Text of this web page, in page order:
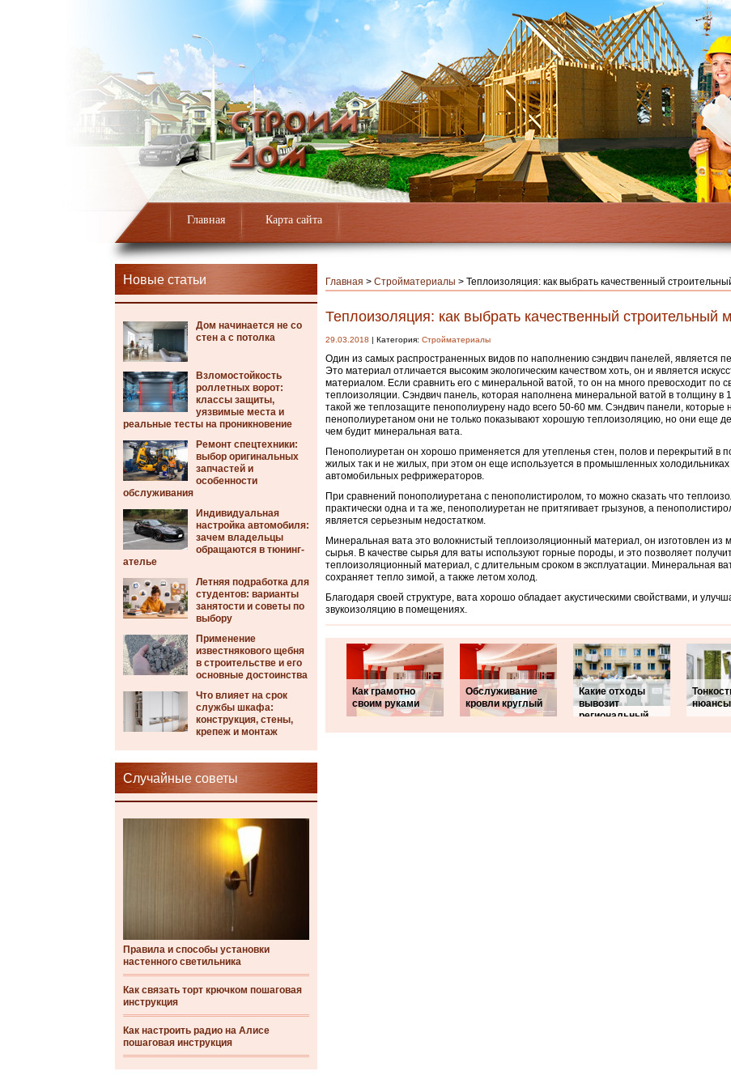
Главная Карта сайта
Новые статьи
Дом начинается не со
стен а с потолка
Взломостойкость
роллетных ворот:
классы защиты,
уязвимые места и
реальные тесты на проникновение
Ремонт спецтехники:
выбор оригинальных
запчастей и
особенности
обслуживания
Индивидуальная
настройка автомобиля:
зачем владельцы
обращаются в тюнинг-
ателье
Летняя подработка для
студентов: варианты
занятости и советы по
выбору
Применение
известнякового щебня
в строительстве и его
основные достоинства
Что влияет на срок
службы шкафа:
конструкция, стены,
крепеж и монтаж
Случайные советы
Правила и способы установки
настенного светильника
Как связать торт крючком пошаговая
инструкция
Как настроить радио на Алисе
пошаговая инструкция
Главная > Стройматериалы > Теплоизоляция: как выбрать качественный
Теплоизоляция: как выбрать качественный строительный
29.03.2018 | Категория: Стройматериалы
Один из самых распространенных видов по наполнению сэндвич панелей, является
Это материал отличается высоким экологическим качеством хоть, он и является
материалом. Если сравнить его с минеральной ватой, то он на много превосходит по
теплоизоляции. Сэндвич панель, которая наполнена минеральной ватой в толщину в
такой же теплозащите пенополиурену надо всего 50-60 мм. Сэндвич панели, которые
пенополиуретаном они не только показывают хорошую теплоизоляцию, но они еще
чем будит минеральная вата.
Пенополиуретан он хорошо применяется для утепленья стен, полов и перекрытий в
жилых так и не жилых, при этом он еще используется в промышленных холодильниках
автомобильных рефрижераторов.
При сравнений понополиуретана с пенополистиролом, то можно сказать что
практически одна и та же, пенополиуретан не притягивает грызунов, а
является серьезным недостатком.
Минеральная вата это волокнистый теплоизоляционный материал, он изготовлен из
сырья. В качестве сырья для ваты используют горные породы, и это позволяет
теплоизоляционный материал, с длительным сроком в эксплуатации. Минеральная
сохраняет тепло зимой, а также летом холод.
Благодаря своей структуре, вата хорошо обладает акустическими свойствами, и
звукоизоляцию в помещениях.
Как грамотно
своим руками
Обслуживание
кровли круглый
Какие отходы
вывозит
региональный
нюансы